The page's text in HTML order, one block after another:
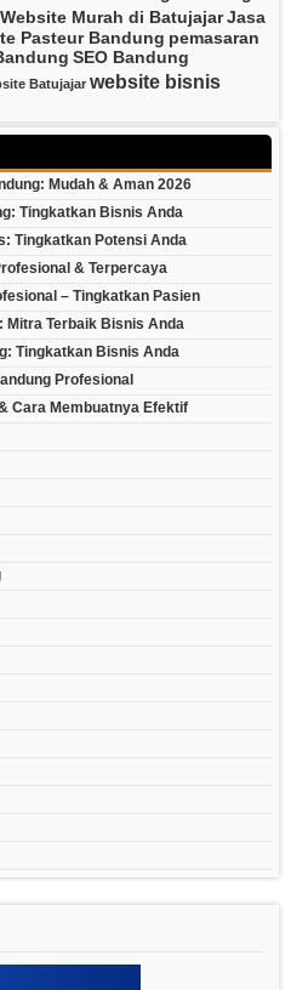
Murah di BatujajarJasa
Pasteur Bandung pemasaran
SEO Bandung
Batujajar website bisnis
Mudah & Aman 2026
Tingkatkan Bisnis Anda
Tingkatkan Potensi Anda
& Terpercaya
– Tingkatkan Pasien
Mitra Terbaik Bisnis Anda
Tingkatkan Bisnis Anda
Profesional
Cara Membuatnya Efektif